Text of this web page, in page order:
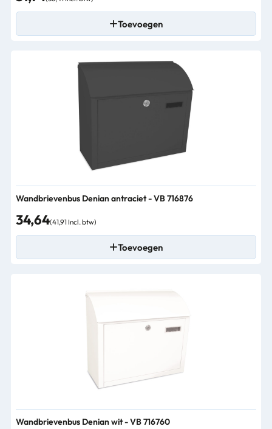
Toevoegen
Wandbrievenbus Denian antraciet - VB 716876
34,64(41,91 Incl. btw)
Toevoegen
Wandbrievenbus Denian wit - VB 716760